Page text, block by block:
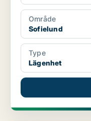
Område
Sofielund
Type
Lägenhet